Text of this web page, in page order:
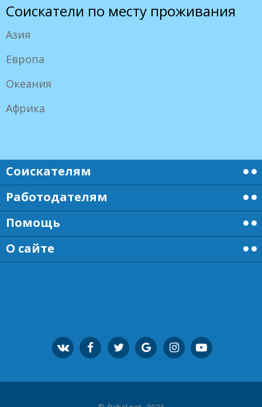
Соискатели по месту проживания
Азия
Европа
Океания
Африка
Соискателям
Работодателям
Помощь
О сайте